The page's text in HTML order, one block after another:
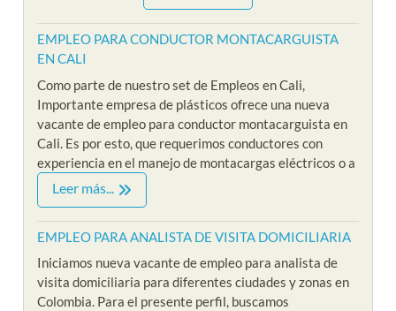
EMPLEO PARA CONDUCTOR MONTACARGUISTA
EN CALI
Como parte de nuestro set de Empleos en Cali,
Importante empresa de plásticos ofrece una nueva
vacante de empleo para conductor montacarguista en
Cali. Es por esto, que requerimos conductores con
experiencia en el manejo de montacargas eléctricos o a
Leer más...
EMPLEO PARA ANALISTA DE VISITA DOMICILIARIA
Iniciamos nueva vacante de empleo para analista de
visita domiciliaria para diferentes ciudades y zonas en
Colombia. Para el presente perfil, buscamos